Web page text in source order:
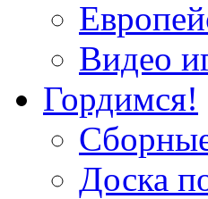
Видео
Гордимся!
Доска